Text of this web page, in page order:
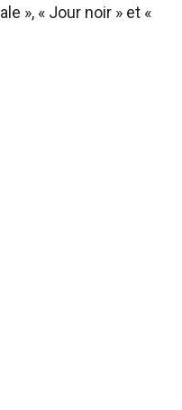
», « Jour noir » et «